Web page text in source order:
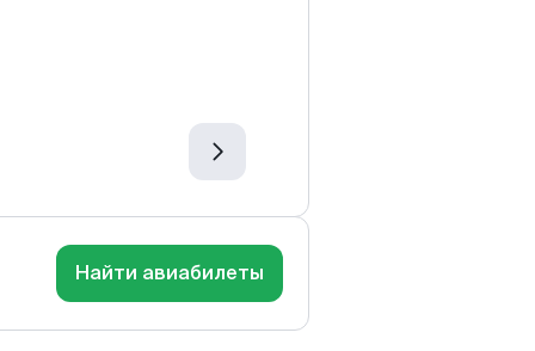
Найти авиабилеты